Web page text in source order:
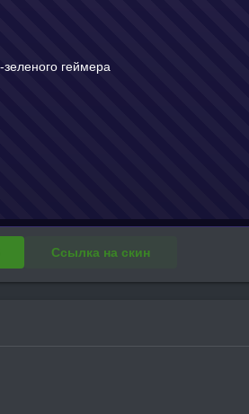
Ссылка на скин